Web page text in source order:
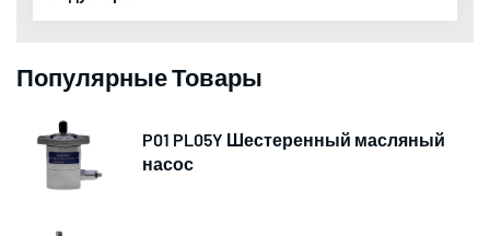
Популярные Товары
P01 PL05Y Шестеренный масляный
насос